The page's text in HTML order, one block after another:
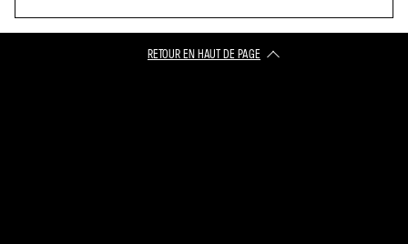
RETOUR EN HAUT DE PAGE